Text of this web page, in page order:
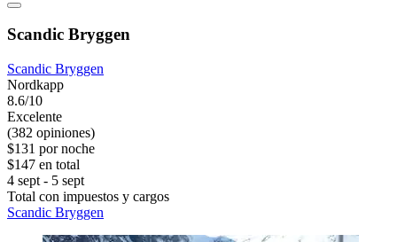
Scandic Bryggen
Scandic Bryggen
Nordkapp
8.6/10
Excelente
(382 opiniones)
$131 por noche
$147 en total
4 sept - 5 sept
Total con impuestos y cargos
Scandic Bryggen